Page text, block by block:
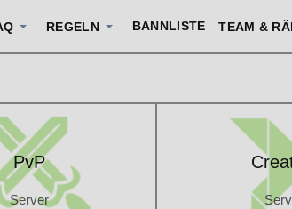
REGELN BANNLISTE TEAM &
PvP
Server
Server